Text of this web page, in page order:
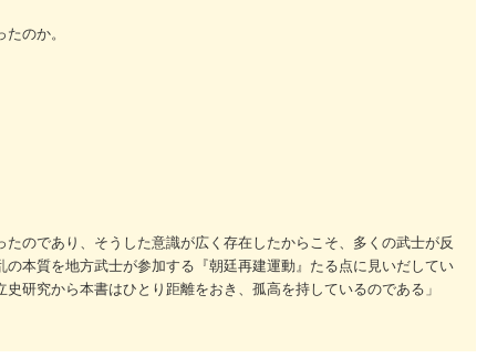
のか。
のであり、そうした意識が広く存在したからこそ、多くの武士が反
本質を地方武士が参加する『朝廷再建運動』たる点に見いだしてい
研究から本書はひとり距離をおき、孤高を持しているのである」